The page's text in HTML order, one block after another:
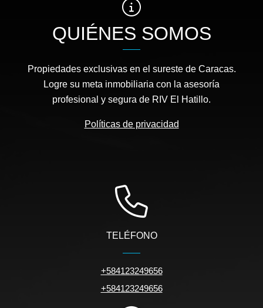
QUIÉNES SOMOS
Propiedades exclusivas en el sureste de Caracas.
Logre su meta inmobiliaria con la asesoría
profesional y segura de RIV El Hatillo.
Políticas de privacidad
TELÉFONO
+584123249656
+584123249656